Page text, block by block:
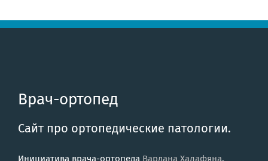
Врач-ортопед
Сайт про ортопедические патологии.
Инициатива врача-ортопеда Вардана Халафяна.